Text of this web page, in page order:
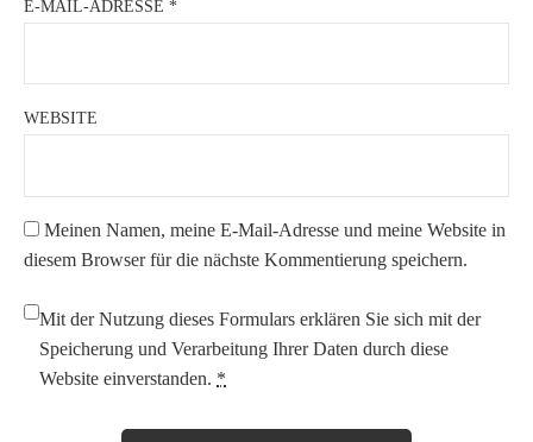
E-MAIL-ADRESSE *
WEBSITE
Meinen Namen, meine E-Mail-Adresse und meine Website in
diesem Browser für die nächste Kommentierung speichern.
Mit der Nutzung dieses Formulars erklären Sie sich mit der
Speicherung und Verarbeitung Ihrer Daten durch diese
Website einverstanden. *